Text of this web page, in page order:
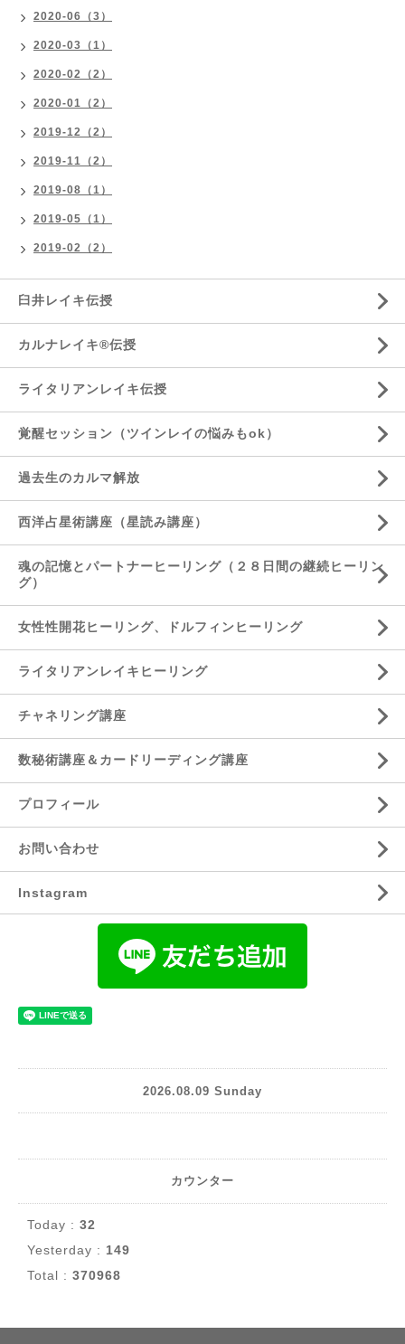
2020-06（3）
2020-03（1）
2020-02（2）
2020-01（2）
2019-12（2）
2019-11（2）
2019-08（1）
2019-05（1）
2019-02（2）
臼井レイキ伝授
カルナレイキ®伝授
ライタリアンレイキ伝授
覚醒セッション（ツインレイの悩みもok）
過去生のカルマ解放
西洋占星術講座（星読み講座）
魂の記憶とパートナーヒーリング（２８日間の継続ヒーリン
グ）
女性性開花ヒーリング、ドルフィンヒーリング
ライタリアンレイキヒーリング
チャネリング講座
数秘術講座＆カードリーディング講座
プロフィール
お問い合わせ
Instagram
2026.08.09 Sunday
カウンター
Today : 32
Yesterday : 149
Total : 370968